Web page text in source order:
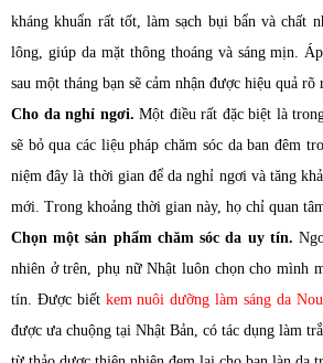
kháng khuẩn rất tốt, làm sạch bụi bẩn và chất
lông, giúp da mặt thông thoáng và sáng mịn.
sau một tháng bạn sẽ cảm nhận được hiệu quả rõ
Cho da nghỉ ngơi. Một điều rất đặc biệt là
sẽ bỏ qua các liệu pháp chăm sóc da ban đêm
niệm đây là thời gian để da nghỉ ngơi và tăng
mới. Trong khoảng thời gian này, họ chỉ quan
Chọn một sản phẩm chăm sóc da uy tín.
nhiên ở trên, phụ nữ Nhật luôn chọn cho mình
tín. Được biết kem nuôi dưỡng làm sáng da
được ưa chuộng tại Nhật Bản, có tác dụng làm